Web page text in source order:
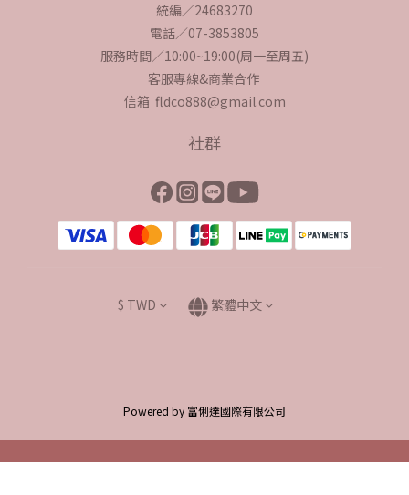
統編／24683270
電話／07-3853805
服務時間／10:00~19:00(周一至周五)
客服專線&商業合作
信箱 fldco888@gmail.com
社群
$ TWD 繁體中文
Powered by 富俐達國際有限公司